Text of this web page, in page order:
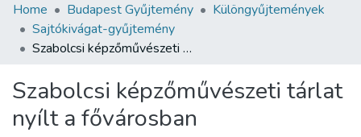
Communities & Collections
All of DSpace
About us
Home Budapest Gyűjtemény
Különgyűjtemények
Sajtókivágat-gyűjtemény
Szabolcsi képzőművészeti tárlat nyílt a fővárosban
Szabolcsi képzőművészeti tárlat
nyílt a fővárosban